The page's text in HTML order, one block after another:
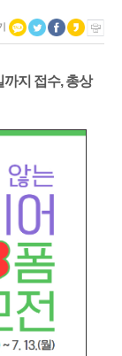
지 접수, 총상